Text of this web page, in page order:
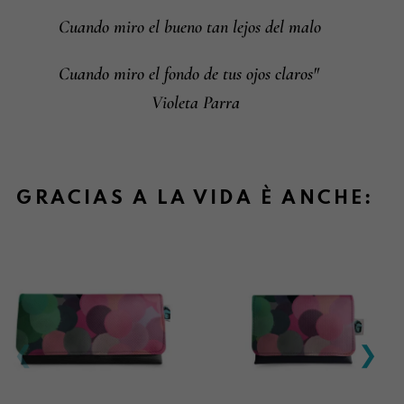
Cuando miro el bueno tan lejos del malo
Cuando miro el fondo de tus ojos claros"
Violeta Parra
GRACIAS A LA VIDA È ANCHE: